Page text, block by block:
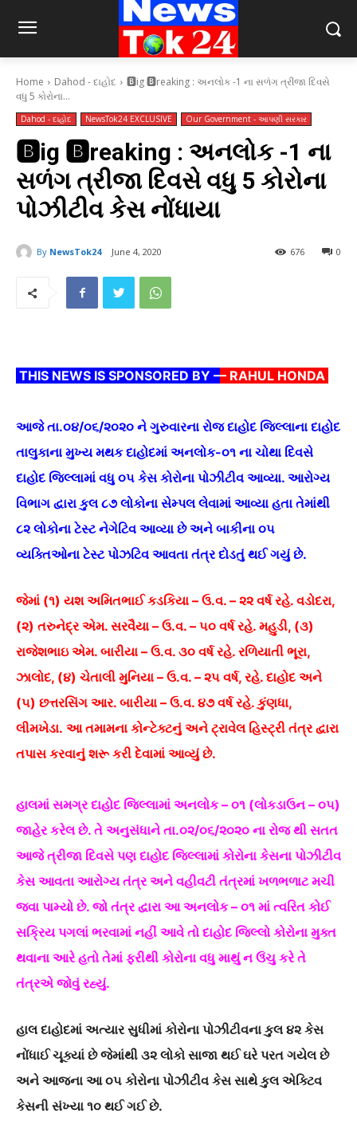
Home Dahod - દાહોદ
🅱️ig 🅱️reaking : અનલોક -1 ના સળંગ ત્રીજા દિવસે
વધુ 5 કોરોના...
Dahod - દાહોદ NewsTok24 EXCLUSIVE Our Government - આપણી સરકાર
🅱️ig 🅱️reaking : અનલોક -1 ના
સળંગ ત્રીજા દિવસે વધુ 5 કોરોના
પોઝીટીવ કેસ નોંધાયા
By NewsTok24 June 4, 2020 0
676
THIS NEWS IS SPONSORED BY –– RAHUL HONDA
આજે તા.૦૪/૦૬/૨૦૨૦ ને ગુરુવારના રોજ દાહોદ જિલ્લાના દાહોદ
તાલુકાના મુખ્ય મથક દાહોદમાં અનલોક-૦૧ ના ચોથા દિવસે
દાહોદ જિલ્લામાં વધુ ૦૫ કેસ કોરોના પોઝીટીવ આવ્યા. આરોગ્ય
વિભાગ દ્વારા કુલ ૮૭ લોકોના સેમ્પલ લેવામાં આવ્યા હતા તેમાંથી
૮૨ લોકોના ટેસ્ટ નેગેટિવ આવ્યા છે અને બાકીના ૦૫
વ્યક્તિઓના ટેસ્ટ પોઝટિવ આવતા તંત્ર દોડતું થઈ ગયું છે.
જેમાં (૧) યશ અમિતભાઈ કડકિયા – ઉ.વ. – ૨૨ વર્ષ રહે. વડોદરા,
(૨) તરુનેદ્ર એમ. સરવૈયા – ઉ.વ. – ૫૦ વર્ષ રહે. મહુડી, (૩)
રાજેશભાઇ એમ. બારીયા – ઉ.વ. ૩૦ વર્ષ રહે. રળિયાતી ભૂરા,
ઝાલોદ, (૪) ચેતાલી મુનિયા – ઉ.વ. – ૨૫ વર્ષ, રહે. દાહોદ અને
(૫) છત્તરસિંગ આર. બારીયા – ઉ.વ. ૪૭ વર્ષ રહે. કુંણધા,
લીમખેડા. આ તમામના કોન્ટેક્ટનું અને ટ્રાવેલ હિસ્ટ્રી તંત્ર દ્વારા
તપાસ કરવાનું શરૂ કરી દેવામાં આવ્યું છે.
હાલમાં સમગ્ર દાહોદ જિલ્લામાં અનલોક – ૦૧ (લોકડાઉન – ૦૫)
જાહેર કરેલ છે. તે અનુસંધાને તા.૦૨/૦૬/૨૦૨૦ ના રોજ થી સતત
આજે ત્રીજા દિવસે પણ દાહોદ જિલ્લામાં કોરોના કેસના પોઝીટીવ
કેસ આવતા આરોગ્ય તંત્ર અને વહીવટી તંત્રમાં ખળભળાટ મચી
જવા પામ્યો છે. જો તંત્ર દ્વારા આ અનલોક – ૦૧ માં ત્વરિત કોઈ
સક્રિય પગલાં ભરવામાં નહીં આવે તો દાહોદ જિલ્લો કોરોના મુક્ત
થવાના આરે હતો તેમાં ફરીથી કોરોના વધુ માથું ન ઉંચુ કરે તે
તંત્રએ જોવું રહ્યું.
હાલ દાહોદમાં અત્યાર સુધીમાં કોરોના પોઝીટીવના કુલ ૪૨ કેસ
નોંધાઈ ચૂક્યાં છે જેમાંથી ૩૨ લોકો સાજા થઈ ઘરે પરત ગયેલ છે
અને આજના આ ૦૫ કોરોના પોઝીટીવ કેસ સાથે કુલ એક્ટિવ
કેસની સંખ્યા ૧૦ થઈ ગઈ છે.